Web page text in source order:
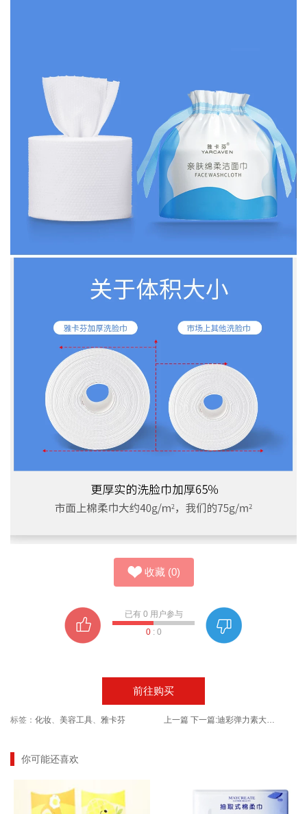
收藏 (0)
已有 0 用户参与
0: 0
前往购买
标签： 化妆 美容工具 雅卡芬 上一篇 下一篇:
你可能还喜欢